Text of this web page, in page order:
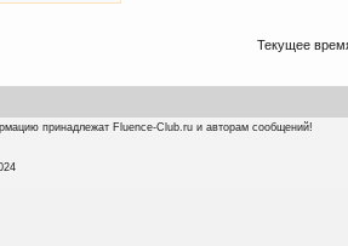
Текущее
принадлежат Fluence-Club.ru и авторам сообщений!
Club.ru;